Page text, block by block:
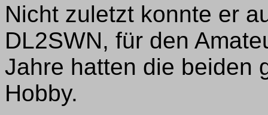
Nicht zuletzt konnte er
DL2SWN, für den
Jahre hatten die beiden
Hobby.